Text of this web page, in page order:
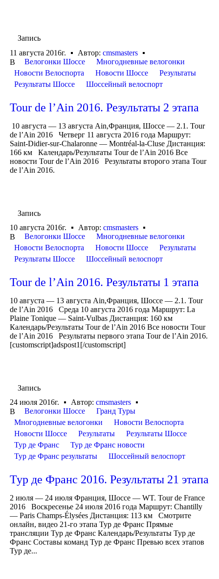
Запись
11 августа 2016г.
Автор: cmsmasters
В
Велогонки Шоссе
Многодневные велогонки
Новости Велоспорта
Новости Шоссе
Результаты
Результаты Шоссе
Шоссейный велоспорт
Tour de l’Ain 2016. Результаты 2 этапа
10 августа — 13 августа Ain,Франция, Шоссе — 2.1. Tour
de l’Ain 2016 Четверг 11 августа 2016 года Маршрут:
Saint-Didier-sur-Chalaronne — Montréal-la-Cluse Дистанция:
166 км Календарь/Результаты Tour de l’Ain 2016 Все
новости Tour de l’Ain 2016 Результаты второго этапа Tour
de l’Ain 2016.
Запись
10 августа 2016г.
Автор: cmsmasters
В
Велогонки Шоссе
Многодневные велогонки
Новости Велоспорта
Новости Шоссе
Результаты
Результаты Шоссе
Шоссейный велоспорт
Tour de l’Ain 2016. Результаты 1 этапа
10 августа — 13 августа Ain,Франция, Шоссе — 2.1. Tour
de l’Ain 2016 Среда 10 августа 2016 года Маршрут: La
Plaine Tonique — Saint-Vulbas Дистанция: 160 км
Календарь/Результаты Tour de l’Ain 2016 Все новости Tour
de l’Ain 2016 Результаты первого этапа Tour de l’Ain 2016.
[customscript]adspost1[/customscript]
Запись
24 июля 2016г.
Автор: cmsmasters
В
Велогонки Шоссе
Гранд Туры
Многодневные велогонки
Новости Велоспорта
Новости Шоссе
Результаты
Результаты Шоссе
Тур де Франс
Тур де Франс новости
Тур де Франс результаты
Шоссейный велоспорт
Тур де Франс 2016. Результаты 21 этапа
2 июля — 24 июля Франция, Шоссе — WT. Tour de France
2016 Воскресенье 24 июля 2016 года Маршрут: Chantilly
— Paris Champs-Élysées Дистанция: 113 км Смотрите
онлайн, видео 21-го этапа Тур де Франс Прямые
трансляции Тур де Франс Календарь/Результаты Тур де
Франс Составы команд Тур де Франс Превью всех этапов
Тур де...